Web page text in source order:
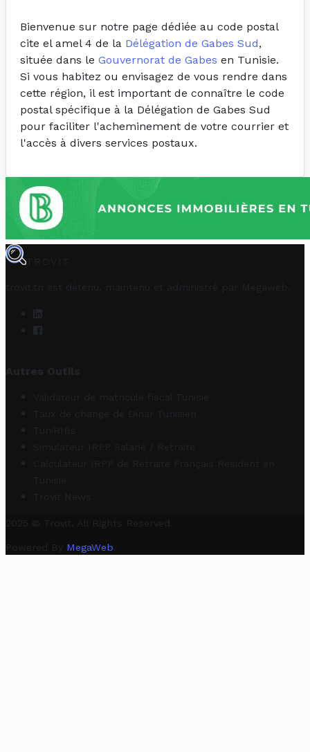
Bienvenue sur notre page dédiée au code postal
cite el amel 4 de la Délégation de Gabes Sud,
située dans le Gouvernorat de Gabes en Tunisie.
Si vous habitez ou envisagez de vous rendre dans
cette région, il est important de connaître le code
postal spécifique à la Délégation de Gabes Sud
pour faciliter l'acheminement de votre courrier et
l'accès à divers services postaux.
TROVIT
trovit.tn est détenu, maintenu et administré par Megaweb
Autres Outils
Validateur de matricule fiscal Tunisie
Taux de change de Dinar Tunisien
TuniRIBs
Simulateur IRPP Salarié / Retraité
Calculateur IRPP de Retraité Français Résident en
Tunisie
Trovit News
2025 © Trovit. All Rights Reserved.
Powered By MegaWeb